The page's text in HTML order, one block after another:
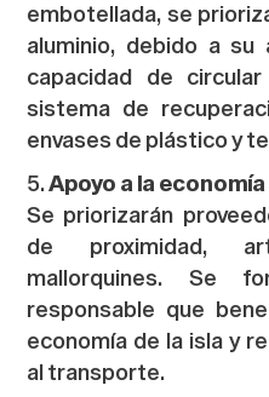
embotellada, se
aluminio, debido a
capacidad de
sistema de
envases de plástico y
Apoyo a la
Se priorizarán
de proximidad,
mallorquines. Se
responsable que
economía de la isla y
al transporte.